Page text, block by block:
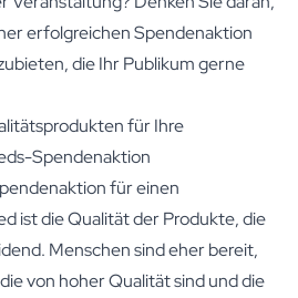
erfolgreichen Spendenaktion
die Ihr Publikum gerne
für Ihre
Spendenaktion
für einen
ist die Qualität der Produkte, die
Menschen sind eher bereit,
von hoher Qualität sind und die